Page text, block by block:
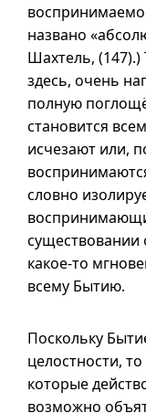
названо
Шахтель, (147).)
здесь, очень
полную
становится
исчезают или,
словно
какое-то
всему Бытию.
Поскольку
целостности,
которые
возможно